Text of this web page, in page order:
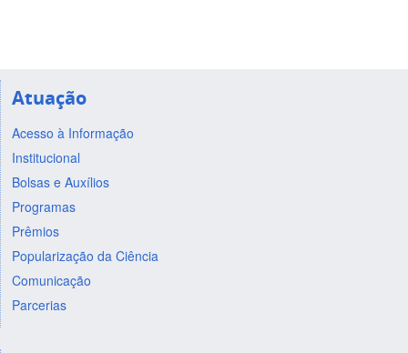
Atuação
Acesso à Informação
Institucional
Bolsas e Auxílios
Programas
Prêmios
Popularização da Ciência
Comunicação
Parcerias